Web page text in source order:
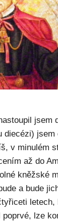
jsem
diecézi) jsem
v minulém
až do
kněžské
a bude
letech,
lze